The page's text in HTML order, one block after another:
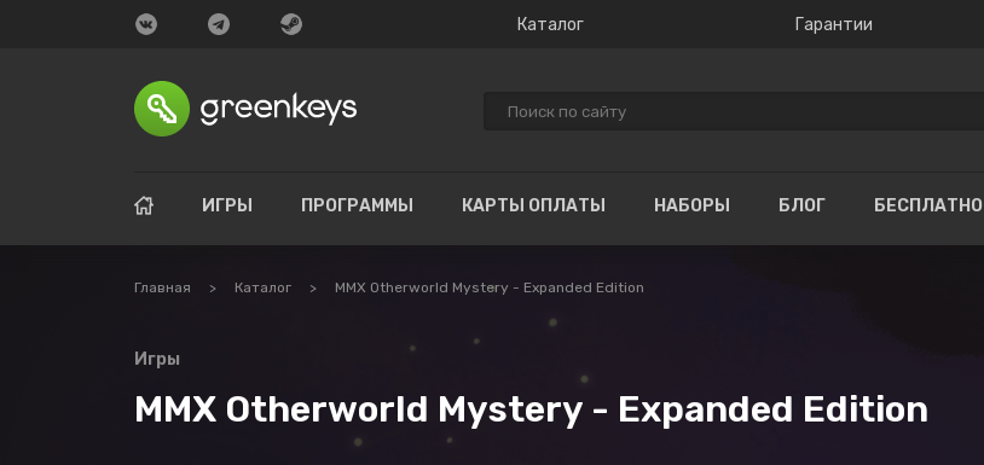
Каталог Гарантии
ИГРЫ ПРОГРАММЫ КАРТЫ ОПЛАТЫ НАБОРЫ БЛОГ БЕСПЛАТНО
Главная > Каталог > MMX Otherworld Mystery - Expanded Edition
Игры
MMX Otherworld Mystery - Expanded Edition